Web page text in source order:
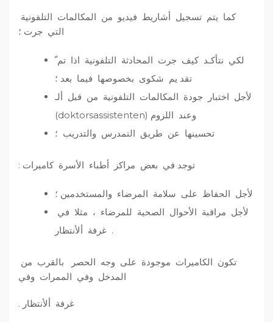
كما يتم تسجيل أشاريط فيديو من المكالمات التلفونية
التي جرت ؛
لكي نتأكـد كيف جرت المحادثة التلفونية اذا تم ّ
تقد يم شكوى بخصوصها فيما بعد ؛
لأجل اختبار جودة المكالمات التلفونية من قبل ألـ
(doktorsassistenten) وعند اللزوم
تحسينها عن طريق التمدرس والتدريب ؛
توجد في بعض مراكز أطباء الأسرة كاميرات :
لأجل الحفاظ على سلامة المرضاء والمستخدمين ؛
لأجل مراقبة الأحوال الصحية للمرضاء ، مثلا في
غرفة ألأنتظار .
تكون الكاميرات موجودة على وجه الحصر بالقرب من
المدخل وفي الممرات وفي
غرفة ألأنتظار .